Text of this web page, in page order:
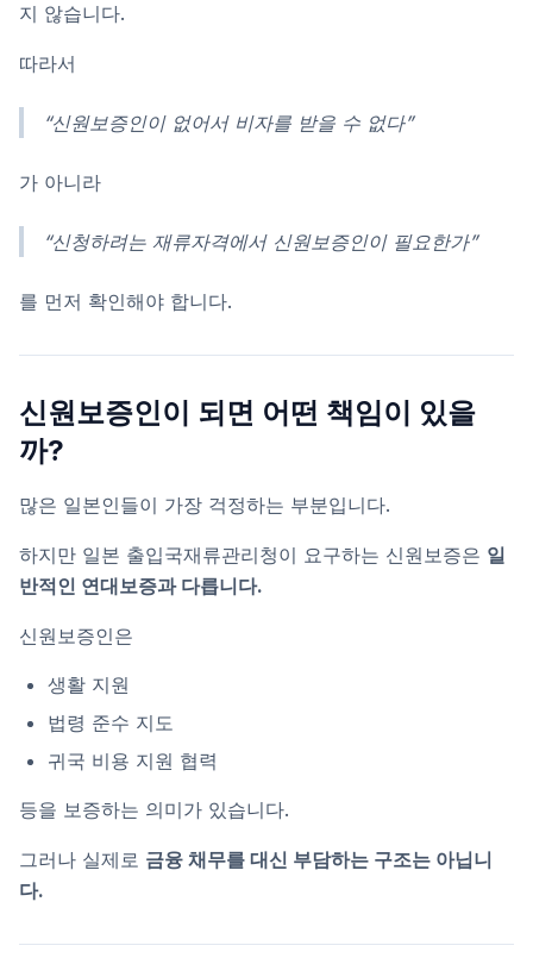
지 않습니다.
따라서
“신원보증인이 없어서 비자를 받을 수 없다”
가 아니라
“신청하려는 재류자격에서 신원보증인이 필요한가”
를 먼저 확인해야 합니다.
신원보증인이 되면 어떤 책임이 있을
까?
많은 일본인들이 가장 걱정하는 부분입니다.
하지만 일본 출입국재류관리청이 요구하는 신원보증은 일
반적인 연대보증과 다릅니다.
신원보증인은
생활 지원
법령 준수 지도
귀국 비용 지원 협력
등을 보증하는 의미가 있습니다.
그러나 실제로 금융 채무를 대신 부담하는 구조는 아닙니
다.